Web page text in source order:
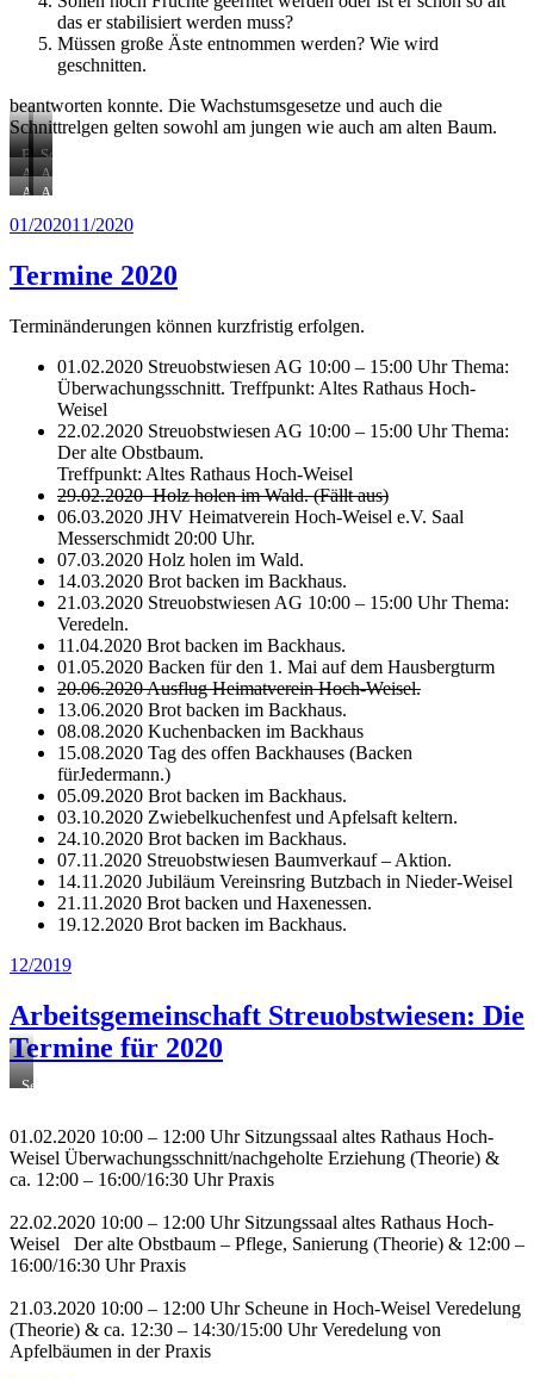
das er stabilisiert werden muss?
Müssen große Äste entnommen werden? Wie wird
geschnitten.
beantworten konnte. Die Wachstumsgesetze und auch die
Schnittrelgen gelten sowohl am jungen wie auch am alten Baum.
Baumansprache
Schnitt
beginnend
in
Krone
Altbaumschnitt
Vorher
Altbaumschnitt
Nachher
Altbaunschnitt
Altbaumschnitt
Veröffentlicht
01/202011/2020
Termine 2020
Terminänderungen können kurzfristig erfolgen.
01.02.2020 Streuobstwiesen AG 10:00 – 15:00 Uhr Thema:
Überwachungsschnitt. Treffpunkt: Altes Rathaus Hoch-
Weisel
22.02.2020 Streuobstwiesen AG 10:00 – 15:00 Uhr Thema:
Der alte Obstbaum.
Treffpunkt: Altes Rathaus Hoch-Weisel
29.02.2020 Holz holen im Wald. (Fällt aus)
06.03.2020 JHV Heimatverein Hoch-Weisel e.V. Saal
Messerschmidt 20:00 Uhr.
07.03.2020 Holz holen im Wald.
14.03.2020 Brot backen im Backhaus.
21.03.2020 Streuobstwiesen AG 10:00 – 15:00 Uhr Thema:
Veredeln.
11.04.2020 Brot backen im Backhaus.
01.05.2020 Backen für den 1. Mai auf dem Hausbergturm
20.06.2020 Ausflug Heimatverein Hoch-Weisel.
13.06.2020 Brot backen im Backhaus.
08.08.2020 Kuchenbacken im Backhaus
15.08.2020 Tag des offen Backhauses (Backen
fürJedermann.)
05.09.2020 Brot backen im Backhaus.
03.10.2020 Zwiebelkuchenfest und Apfelsaft keltern.
24.10.2020 Brot backen im Backhaus.
07.11.2020 Streuobstwiesen Baumverkauf – Aktion.
14.11.2020 Jubiläum Vereinsring Butzbach in Nieder-Weisel
21.11.2020 Brot backen und Haxenessen.
19.12.2020 Brot backen im Backhaus.
Veröffentlicht
12/2019
Arbeitsgemeinschaft Streuobstwiesen: Die
Termine für 2020
Seminartag
Thema
Erziehungsschnitt
01.02.2020 10:00 – 12:00 Uhr Sitzungssaal altes Rathaus Hoch-
Weisel Überwachungsschnitt/nachgeholte Erziehung (Theorie) &
ca. 12:00 – 16:00/16:30 Uhr Praxis
22.02.2020 10:00 – 12:00 Uhr Sitzungssaal altes Rathaus Hoch-
Weisel Der alte Obstbaum – Pflege, Sanierung (Theorie) & 12:00 –
16:00/16:30 Uhr Praxis
21.03.2020 10:00 – 12:00 Uhr Scheune in Hoch-Weisel Veredelung
(Theorie) & ca. 12:30 – 14:30/15:00 Uhr Veredelung von
Apfelbäumen in der Praxis